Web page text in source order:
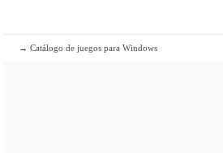
→ Catálogo de juegos para Windows